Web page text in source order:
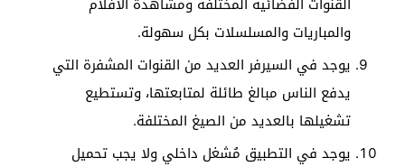
والمباريات والمسلسلات بكل سهولة.
يوجد في السيرفر العديد من القنوات المشفرة التي
يدفع الناس مبالغ طائلة لمتابعتها، وتستطيع
تشغيلها بالعديد من الصيغ المختلفة.
يوجد في التطبيق مُشغل داخلي ولا يجب تحميل